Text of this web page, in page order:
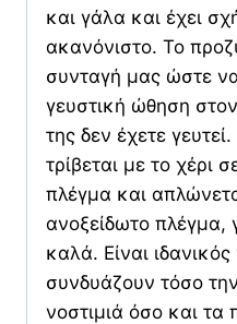
και γάλα και έχει
ακανόνιστο. Το
συνταγή μας ώστε
γευστική ώθηση
της δεν έχετε
τρίβεται με το χέρι
πλέγμα και
ανοξείδωτο πλέγμα,
καλά. Είναι
συνδυάζουν τόσο
νοστιμιά όσο και τα